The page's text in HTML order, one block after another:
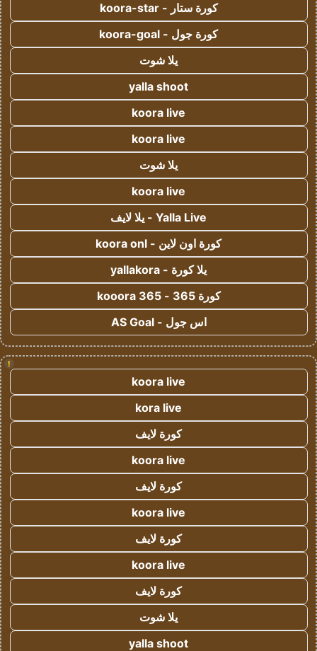
كورة ستار - koora-star
كورة جول - koora-goal
يلا شوت
yalla shoot
koora live
koora live
يلا شوت
koora live
Yalla Live - يلا لايف
كورة اون لاين - koora onl
يلا كورة - yallakora
كورة 365 - kooora 365
اس جول - AS Goal
!
koora live
kora live
كورة لايف
koora live
كورة لايف
koora live
كورة لايف
koora live
كورة لايف
يلا شوت
yalla shoot